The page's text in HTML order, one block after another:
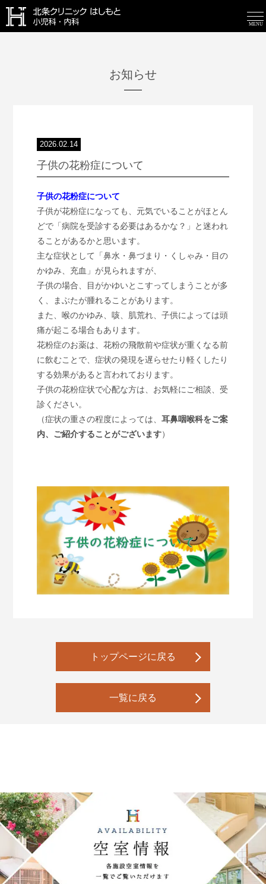
MENU
お知らせ
2026.02.14
子供の花粉症について
子供の花粉症について
子供が花粉症になっても、元気でいることがほとん
どで「病院を受診する必要はあるかな？」と迷われ
ることがあるかと思います。
主な症状として「鼻水・鼻づまり・くしゃみ・目の
かゆみ、充血」が見られますが、
子供の場合、目がかゆいとこすってしまうことが多
く、まぶたが腫れることがあります。
また、喉のかゆみ、咳、肌荒れ、子供によっては頭
痛が起こる場合もあります。
花粉症のお薬は、花粉の飛散前や症状が重くなる前
に飲むことで、症状の発現を遅らせたり軽くしたり
する効果があると言われております。
子供の花粉症状で心配な方は、お気軽にご相談、受
診ください。
（症状の重さの程度によっては、耳鼻咽喉科をご案
内、ご紹介することがございます）
トップページに戻る
一覧に戻る